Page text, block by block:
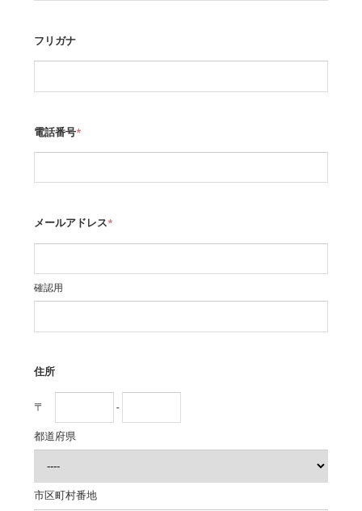
フリガナ
電話番号*
メールアドレス*
確認用
住所
〒 -
都道府県
市区町村番地